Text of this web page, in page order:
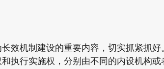
机制建设的重要内容，切实抓紧抓好
执行实施权，分别由不同的内设机构或